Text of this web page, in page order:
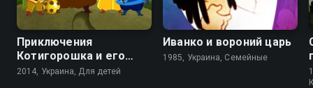
Приключения
Котигорошка и его
друзей
2014, Украина, Для детей
6.3 6.6
Иванко и вороний царь
1985, Украина, Семейные